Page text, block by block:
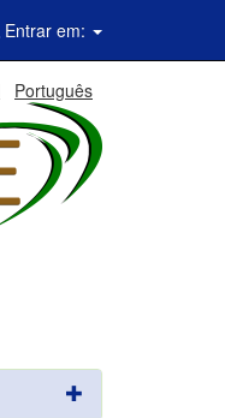
Entrar em:
Português